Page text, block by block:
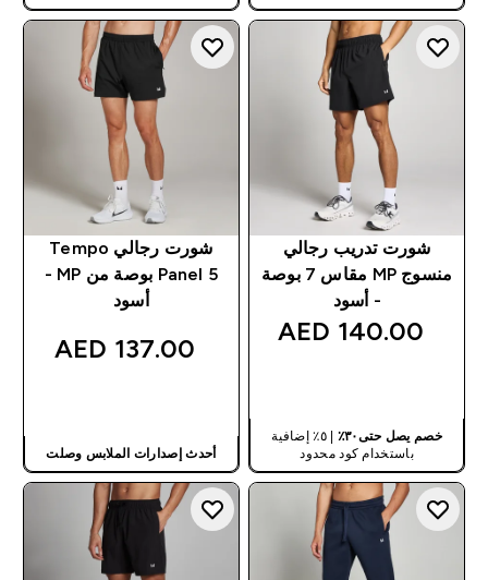
شورت تدريب رجالي
منسوج MP مقاس 7 بوصة
- أسود
140.00 AED‎
خصم يصل حتى٣٠٪
| ٥٪ إضافية
باستخدام كود محدود
شورت رجالي Tempo
Panel 5 بوصة من MP -
أسود
137.00 AED‎
أحدث إصدارات الملابس وصلت